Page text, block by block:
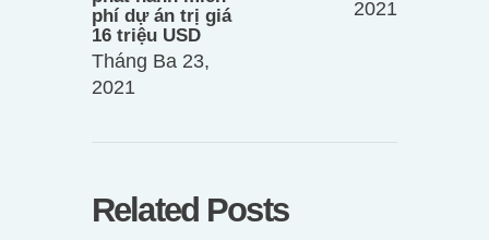
phí dự án trị giá
16 triệu USD
Tháng Ba 23,
2021
2021
Related Posts